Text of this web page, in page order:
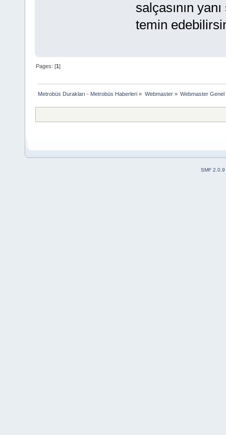
salçasının
temin
Pages: [1]
Metrobüs Durakları - Metrobüs Haberleri » Webmaster» Webmaster Genel
SMF 2.0.9